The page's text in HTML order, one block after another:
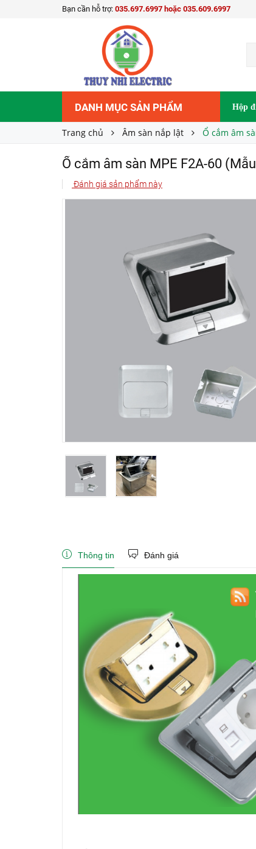
Bạn cần hỗ trợ: 035.697.6997 hoặc 035.609.6997
DANH MỤC SẢN PHẨM Hộp
Trang chủ Âm sàn nắp lật Ổ cắm âm
Ổ cắm âm sàn MPE F2A-60
Đánh giá sản phẩm này
Ổ cắm âm sàn MPE F2A-60 (Mẫu mới)
Giá bán: Liên hệ
Thông tin Đánh giá